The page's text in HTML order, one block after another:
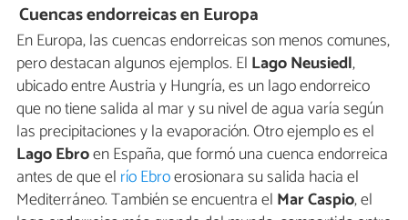
Cuencas endorreicas en Europa
En Europa, las cuencas endorreicas son menos comunes,
pero destacan algunos ejemplos. El Lago Neusiedl,
ubicado entre Austria y Hungría, es un lago endorreico
que no tiene salida al mar y su nivel de agua varía según
las precipitaciones y la evaporación. Otro ejemplo es el
Lago Ebroen España, que formó una cuenca endorreica
antes de que el río Ebroerosionara su salida hacia el
Mediterráneo. También se encuentra el Mar Caspio, el